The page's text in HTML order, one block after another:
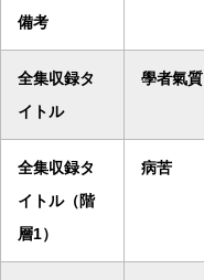
備考
全集収録タ
イトル
學者氣質
全集収録タ
イトル（階
層1）
病苦